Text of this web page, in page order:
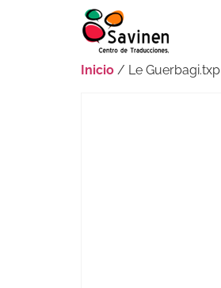
Inicio / Le Guerbagi.txp